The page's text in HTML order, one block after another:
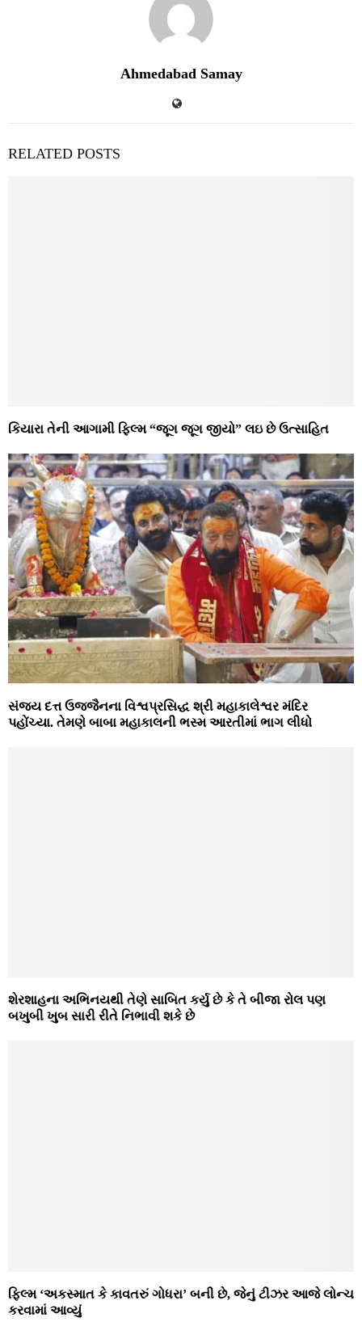
Ahmedabad Samay
RELATED POSTS
કિયારા તેની આગામી ફિલ્મ “જૂગ જૂગ જીયો” લઇ છે ઉત્સાહિત
સંજય દત્ત ઉજ્જૈનના વિશ્વપ્રસિદ્ધ શ્રી મહાકાલેશ્વર મંદિર
પહોંચ્યા. તેમણે બાબા મહાકાલની ભસ્મ આરતીમાં ભાગ લીધો
શેરશાહના અભિનયથી તેણે સાબિત કર્યુ છે કે તે બીજા રોલ પણ
બખુબી ખુબ સારી રીતે નિભાવી શકે છે
ફિલ્મ ‘અકસ્માત કે કાવતરું ગોધરા’ બની છે, જેનું ટીઝર આજે લોન્ચ
કરવામાં આવ્યું